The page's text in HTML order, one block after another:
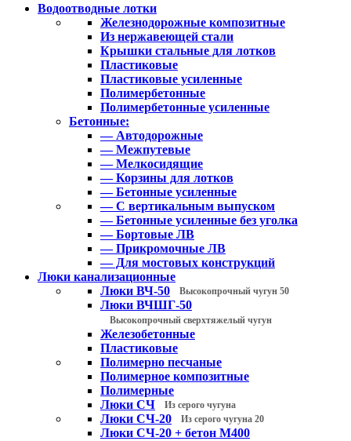
Водоотводные лотки
Железнодорожные композитные
Из нержавеющей стали
Крышки стальные для лотков
Пластиковые
Пластиковые усиленные
Полимербетонные
Полимербетонные усиленные
Бетонные:
— Автодорожные
— Межпутевые
— Мелкосидящие
— Корзины для лотков
— Бетонные усиленные
— С вертикальным выпуском
— Бетонные усиленные без уголка
— Бортовые ЛВ
— Прикромочные ЛВ
— Для мостовых конструкций
Люки канализационные
Люки ВЧ-50
Высокопрочный чугун 50
Люки ВЧШГ-50
Высокопрочный сверхтяжелый чугун
Железобетонные
Пластиковые
Полимерно песчаные
Полимерное композитные
Полимерные
Люки СЧ
Из серого чугуна
Люки СЧ-20 Из серого чугуна 20
Люки СЧ-20 + бетон М400